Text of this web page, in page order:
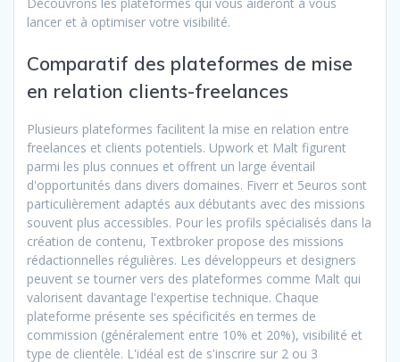
lancer et à optimiser votre visibilité.
Comparatif des plateformes de mise
en relation clients-freelances
Plusieurs plateformes facilitent la mise en relation entre
freelances et clients potentiels. Upwork et Malt figurent
parmi les plus connues et offrent un large éventail
d'opportunités dans divers domaines. Fiverr et 5euros sont
particulièrement adaptés aux débutants avec des missions
souvent plus accessibles. Pour les profils spécialisés dans la
création de contenu, Textbroker propose des missions
rédactionnelles régulières. Les développeurs et designers
peuvent se tourner vers des plateformes comme Malt qui
valorisent davantage l'expertise technique. Chaque
plateforme présente ses spécificités en termes de
commission (généralement entre 10% et 20%), visibilité et
type de clientèle. L'idéal est de s'inscrire sur 2 ou 3